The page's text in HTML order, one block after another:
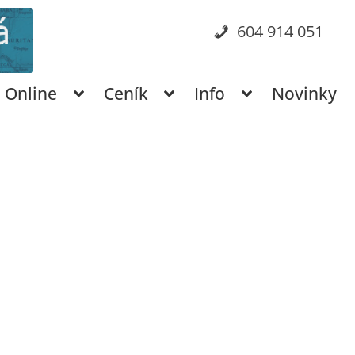
604 914 051
Online Ceník Info Novinky